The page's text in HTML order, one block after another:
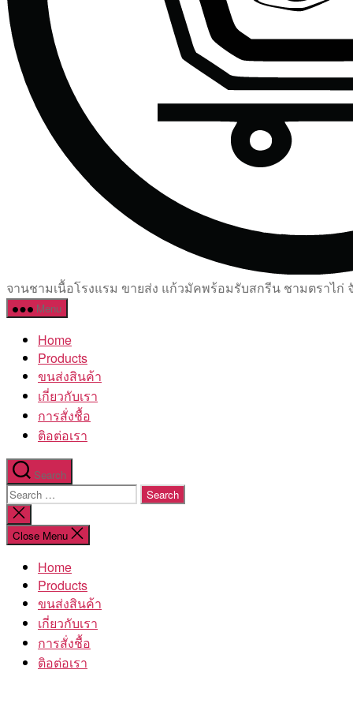
จานชามเนื้อโรงแรม ขายส่ง แก้วมัคพร้อมรับสกรีน ชามตราไก่
Menu
Home
Products
ขนส่งสินค้า
เกี่ยวกับเรา
การสั่งชื้อ
ติอต่อเรา
Search
Search
for:
Close
search
Close Menu
Home
Products
ขนส่งสินค้า
เกี่ยวกับเรา
การสั่งชื้อ
ติอต่อเรา